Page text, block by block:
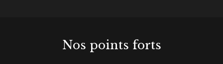
Nos points forts